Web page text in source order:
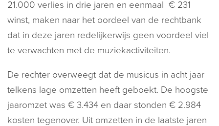
21.000 verlies in drie jaren en eenmaal € 231
winst, maken naar het oordeel van de rechtbank
dat in deze jaren redelijkerwijs geen voordeel viel
te verwachten met de muziekactiviteiten.
De rechter overweegt dat de musicus in acht jaar
telkens lage omzetten heeft geboekt. De hoogste
jaaromzet was € 3.434 en daar stonden € 2.984
kosten tegenover. Uit omzetten in de laatste jaren